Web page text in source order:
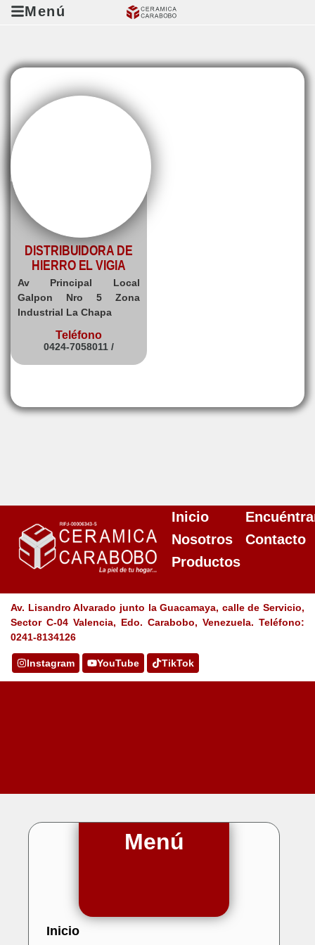
Menú
DISTRIBUIDORA DE
HIERRO EL VIGIA
Av Principal Local
Galpon Nro 5 Zona
Industrial La Chapa
Teléfono
0424-7058011 /
Inicio
Nosotros
Productos
Contacto
Av. Lisandro Alvarado junto la Guacamaya, calle de Servicio,
Sector C-04 Valencia, Edo. Carabobo, Venezuela. Teléfono:
0241-8134126
Instagram YouTube TikTok
Menú
Inicio